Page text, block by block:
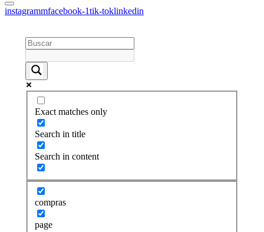
instagrammfacebook-1tik-toklinkedin
Exact matches only
Search in title
Search in content
compras
page